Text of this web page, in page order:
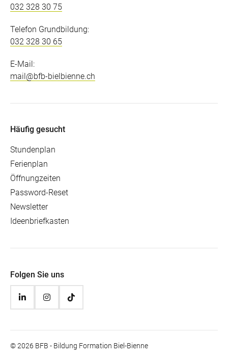
032 328 30 75
Telefon Grundbildung:
032 328 30 65
E-Mail:
mail@bfb-bielbienne.ch
Häufig gesucht
Stundenplan
Ferienplan
Öffnungzeiten
Password-Reset
Newsletter
Ideenbriefkasten
Folgen Sie uns
© 2026 BFB - Bildung Formation Biel-Bienne